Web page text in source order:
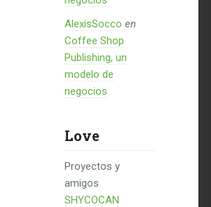
AlexisSocco en
Coffee Shop
Publishing, un
modelo de
negocios
Love
Proyectos y
amigos
SHYCOCAN